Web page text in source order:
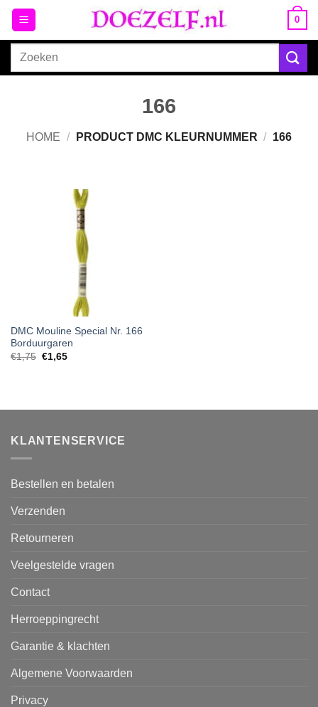
Ga
naar
inhoud
0
Zoeken
166
HOME / PRODUCT DMC KLEURNUMMER / 166
DMC Mouline Special Nr. 166
Borduurgaren
€1,75 €1,65
KLANTENSERVICE
Bestellen en betalen
Verzenden
Retourneren
Veelgestelde vragen
Contact
Herroeppingrecht
Garantie & klachten
Algemene Voorwaarden
Privacy